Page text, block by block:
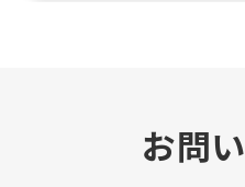
n’s BBQ Rib Sandwich） 、
アリブ (Hawaiian’s BBQ
お問